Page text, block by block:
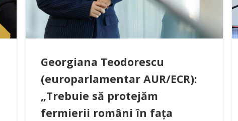
Georgiana Teodorescu
(europarlamentar AUR/ECR):
„Trebuie să protejăm
fermierii români în fața